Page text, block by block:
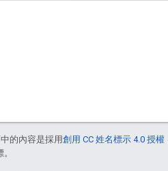
的內容是採用創用 CC 姓名標示 4.0 授權